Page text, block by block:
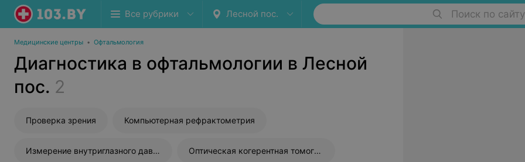
Все рубрики Лесной пос. Поиск по сайту
Медицинские центры • Офтальмология
Диагностика в офтальмологии в Лесной
пос. 2
Проверка зрения Компьютерная рефрактометрия
Измерение внутриглазного давления Оптическая когерентная томография